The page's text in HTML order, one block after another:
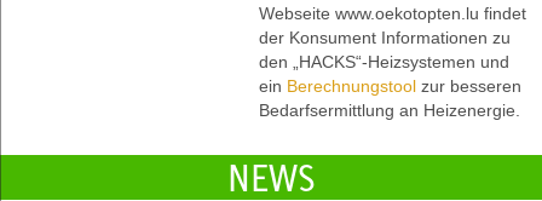
Webseite www.oekotopten.lu findet
der Konsument Informationen zu
den „HACKS“-Heizsystemen und
ein Berechnungstool zur besseren
Bedarfsermittlung an Heizenergie.
NEWS